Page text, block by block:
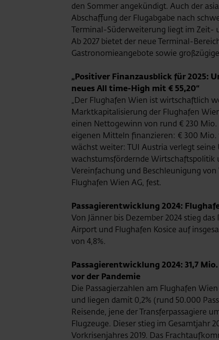
den Sommer angekündigt. Auch der
Abschaffung der Flugabgabe nach
Terminal-Süderweiterung liegt im Zeit-
Ab 2027 bietet der neue Terminal-
Gastronomieangebote sowie
„Positiver Finanzausblick für 2025:
neues All time-High mit € 55,20“
„Der Flughafen Wien ist wirtschaftlich
Marktkapitalisierung der Flughafen
einen Nettogewinn von rund € 230
eigenen Mitteln finanzieren: € 300
wächst weiter: TUI Austria verlegt
wachstumsfördernde Wirtschaftspolitik
Vereinfachung und Beschleunigung
Flughafen Wien AG, fest.
Passagierentwicklung 2024:
Von Jänner bis Dezember 2024 stieg
Airport und Flughafen Kosice auf
von 4,8%.
Passagierentwicklung 2024: 31,7
vor der Pandemie
Die Passagierzahlen am Flughafen
und liegen damit 0,2% (rund 50.000
Reisende, jene der Transferpassagiere
Flugzeuge. Dieser stieg im Gesamtjahr
Vorkrisenjahres 2019. Das